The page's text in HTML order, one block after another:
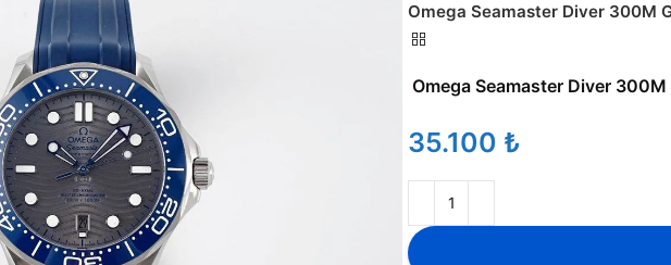
Omega Seamaster Diver 300M
Omega Seamaster Diver
₺